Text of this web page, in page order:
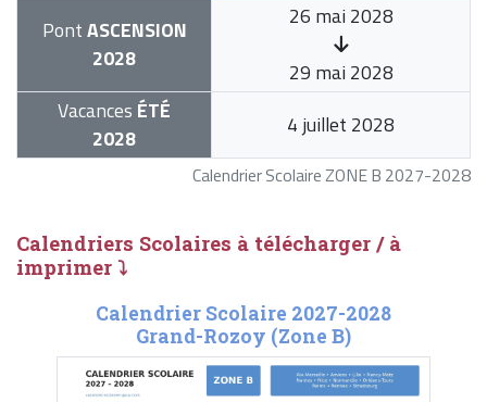
Calendrier Scolaire ZONE B 2027-2028
PontASCENSION
2028
26 mai 2028
29 mai 2028
Vacances ÉTÉ
2028
4 juillet 2028
Calendriers Scolaires à télécharger / à
imprimer ⤵
Calendrier Scolaire 2027-2028
Grand-Rozoy (Zone B)